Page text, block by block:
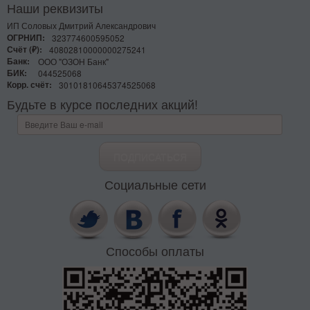
Наши реквизиты
ИП Соловых Дмитрий Александрович
ОГРНИП:
323774600595052
Счёт (₽):
40802810000000275241
Банк:
ООО "ОЗОН Банк"
БИК:
044525068
Корр. счёт:
30101810645374525068
Будьте в курсе последних акций!
Социальные сети
Способы оплаты